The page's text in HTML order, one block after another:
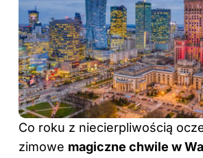
Co roku z niecierpliwością
zimowe magiczne chwile w